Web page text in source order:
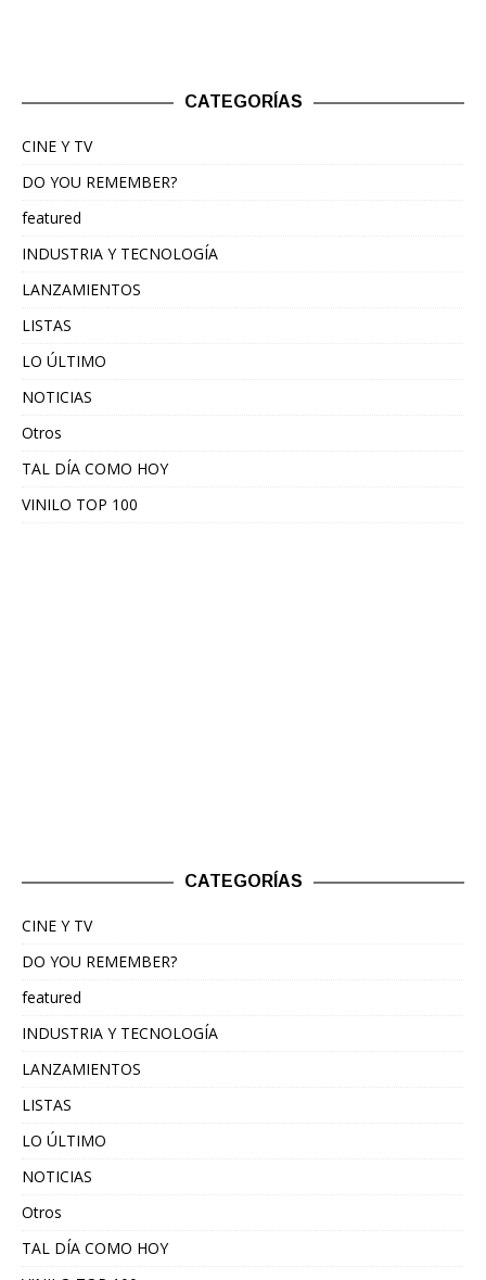
CATEGORÍAS
CINE Y TV
DO YOU REMEMBER?
featured
INDUSTRIA Y TECNOLOGÍA
LANZAMIENTOS
LISTAS
LO ÚLTIMO
NOTICIAS
Otros
TAL DÍA COMO HOY
VINILO TOP 100
CATEGORÍAS
CINE Y TV
DO YOU REMEMBER?
featured
INDUSTRIA Y TECNOLOGÍA
LANZAMIENTOS
LISTAS
LO ÚLTIMO
NOTICIAS
Otros
TAL DÍA COMO HOY